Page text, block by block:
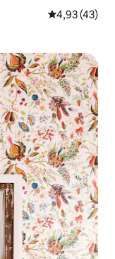
Gemiddelde
4,93 (43)